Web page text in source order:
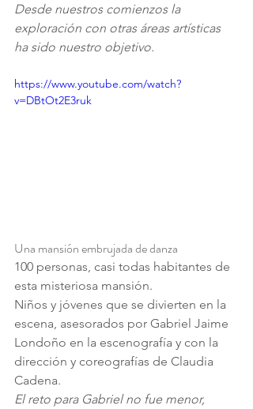
Desde nuestros comienzos la
exploración con otras áreas artísticas
ha sido nuestro objetivo.
https://www.youtube.com/watch?
v=DBtOt2E3ruk
Una mansión embrujada de danza
100 personas, casi todas habitantes de
esta misteriosa mansión.
Niños y jóvenes que se divierten en la
escena, asesorados por Gabriel Jaime
Londoño en la escenografía y con la
dirección y coreografías de Claudia
Cadena.
El reto para Gabriel no fue menor,